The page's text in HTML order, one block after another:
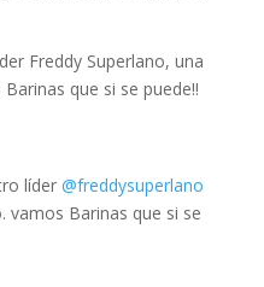
Freddy Superlano, una
que si se puede!!
líder@freddysuperlano
vamos Barinas que si se